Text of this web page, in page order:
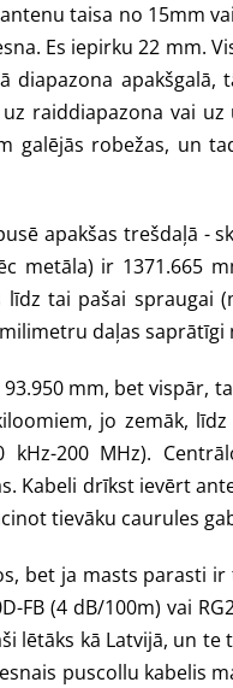
taisa no 15mm
Es iepirku 22 mm.
apakšgalā,
raiddiapazona vai
robežas, un
apakšas trešdaļā -
metāla) ir 1371.665
tai pašai spraugai
daļas
mm, bet vispār,
jo zemāk,
kHz-200 MHz).
Kabeli drīkst ievērt
tievāku caurules
bet ja masts parasti
(4 dB/100m) vai
lētāks kā Latvijā, un
puscollu kabelis